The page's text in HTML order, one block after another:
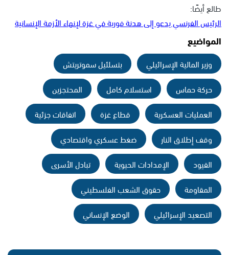
طالع أيضًا:
الرئيس الفرنسي يدعو إلى هدنة فورية في غزة لإنهاء الأزمة الإنسانية
المواضيع
وزير المالية الإسرائيلي
بتسلئيل سموتريتش
حركة حماس
استسلام كامل
المحتجزين
العمليات العسكرية
قطاع غزة
اتفاقات جزئية
وقف إطلاق النار
ضغط عسكري واقتصادي
القيود
الإمدادات الحيوية
تبادل الأسرى
المقاومة
حقوق الشعب الفلسطيني
التصعيد الإسرائيلي
الوضع الإنساني